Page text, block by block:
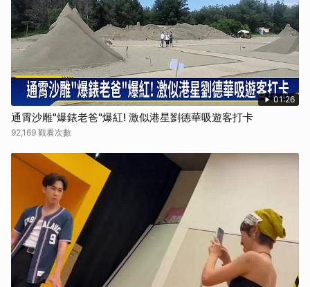
01:26
通霄沙雕"爆錶老爸"爆紅! 激似港星劉德華吸遊客打卡
92,169 觀看次數